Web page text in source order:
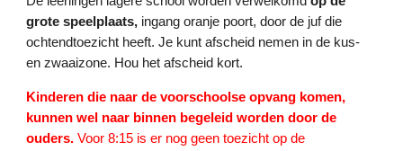
grote speelplaats, ingang oranje poort, door de juf die
ochtendtoezicht heeft. Je kunt afscheid nemen in de kus-
en zwaaizone. Hou het afscheid kort.
Kinderen die naar de voorschoolse opvang komen,
kunnen wel naar binnen begeleid worden door de
ouders.Voor 8:15 is er nog geen toezicht op de